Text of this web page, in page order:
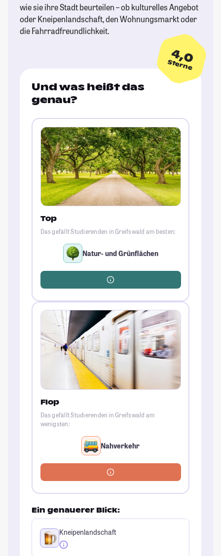
wie sie ihre Stadt beurteilen – ob kulturelles Angebot
oder Kneipenlandschaft, den Wohnungsmarkt oder
die Fahrradfreundlichkeit.
4,0
Sterne
Und was heißt das
genau?
Top
Das gefällt Studierenden in Greifswald am besten:
Natur- und Grünflächen
Flop
Das gefällt Studierenden in Greifswald am
wenigsten:
Nahverkehr
Ein genauerer Blick:
Kneipenlandschaft